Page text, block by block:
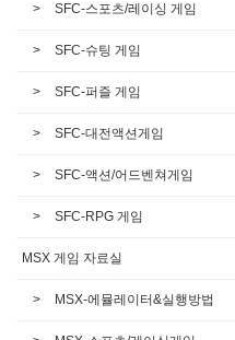
SFC-스포츠/레이싱 게임
SFC-슈팅 게임
SFC-퍼즐 게임
SFC-대전액션게임
SFC-액션/어드벤쳐게임
SFC-RPG 게임
MSX 게임 자료실
MSX-에뮬레이터&실행방법